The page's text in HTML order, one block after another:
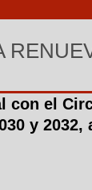
con el
y 2032,